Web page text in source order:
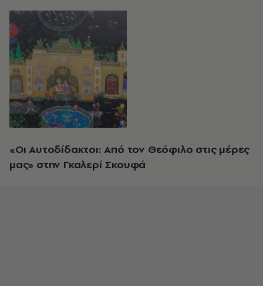
«Οι Αυτοδίδακτοι: Από τον Θεόφιλο στις μέρες
μας» στην Γκαλερί Σκουφά